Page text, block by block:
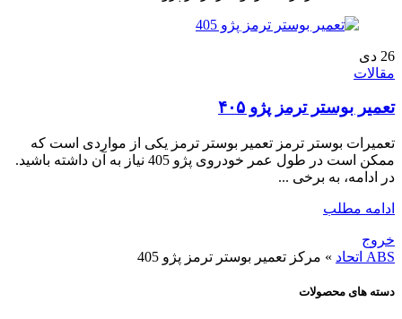
26 دی
مقالات
تعمیر بوستر ترمز پژو ۴۰۵
تعمیرات بوستر ترمز تعمیر بوستر ترمز یکی از مواردی است که
ممکن است در طول عمر خودروی پژو 405 نیاز به آن داشته باشید.
در ادامه، به برخی ...
ادامه مطلب
خروج
ABS اتحاد
» مرکز تعمیر بوستر ترمز پژو 405
دسته های محصولات